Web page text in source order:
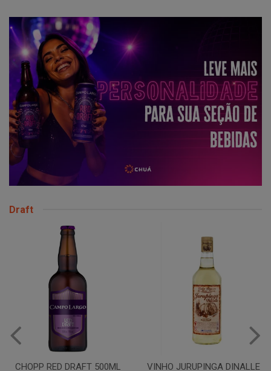
Draft
CHOPP RED DRAFT 500ML
VINHO JURUPINGA DINALLE